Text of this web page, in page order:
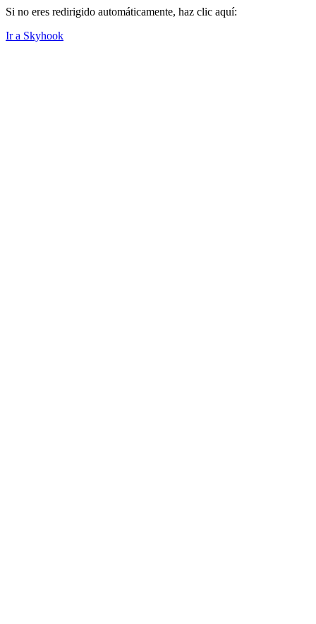
Si no eres redirigido automáticamente, haz clic aquí:
Ir a Skyhook